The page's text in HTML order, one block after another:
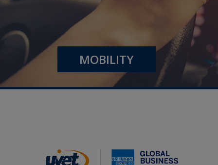
MOBILITY